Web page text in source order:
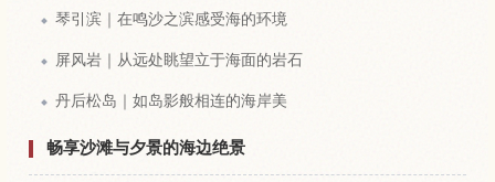
琴引滨｜在鸣沙之滨感受海的环境
屏风岩｜从远处眺望立于海面的岩石
丹后松岛｜如岛影般相连的海岸美
畅享沙滩与夕景的海边绝景